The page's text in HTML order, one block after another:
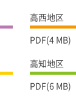
高西地区
PDF(4 MB)
高知地区
PDF(6 MB)